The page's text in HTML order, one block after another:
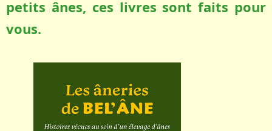
petits ânes, ces livres sont faits pour
vous.